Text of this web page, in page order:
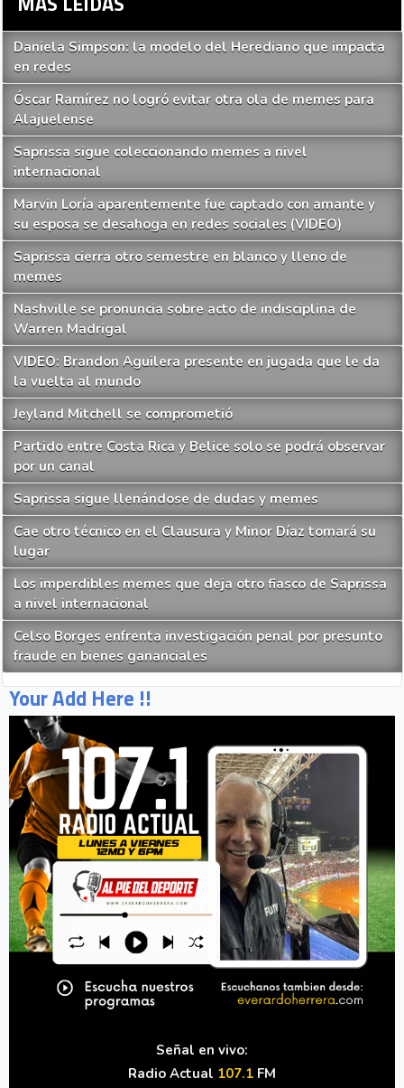
Daniela Simpson: la modelo del Herediano que impacta
en redes
Óscar Ramírez no logró evitar otra ola de memes para
Alajuelense
Saprissa sigue coleccionando memes a nivel
internacional
Marvin Loría aparentemente fue captado con amante y
su esposa se desahoga en redes sociales (VIDEO)
Saprissa cierra otro semestre en blanco y lleno de
memes
Nashville se pronuncia sobre acto de indisciplina de
Warren Madrigal
VIDEO: Brandon Aguilera presente en jugada que le da
la vuelta al mundo
Jeyland Mitchell se comprometió
Partido entre Costa Rica y Belice solo se podrá observar
por un canal
Saprissa sigue llenándose de dudas y memes
Cae otro técnico en el Clausura y Minor Díaz tomará su
lugar
Los imperdibles memes que deja otro fiasco de Saprissa
a nivel internacional
Celso Borges enfrenta investigación penal por presunto
fraude en bienes gananciales
Your Add Here !!
Señal en vivo:
Radio Actual 107.1 FM